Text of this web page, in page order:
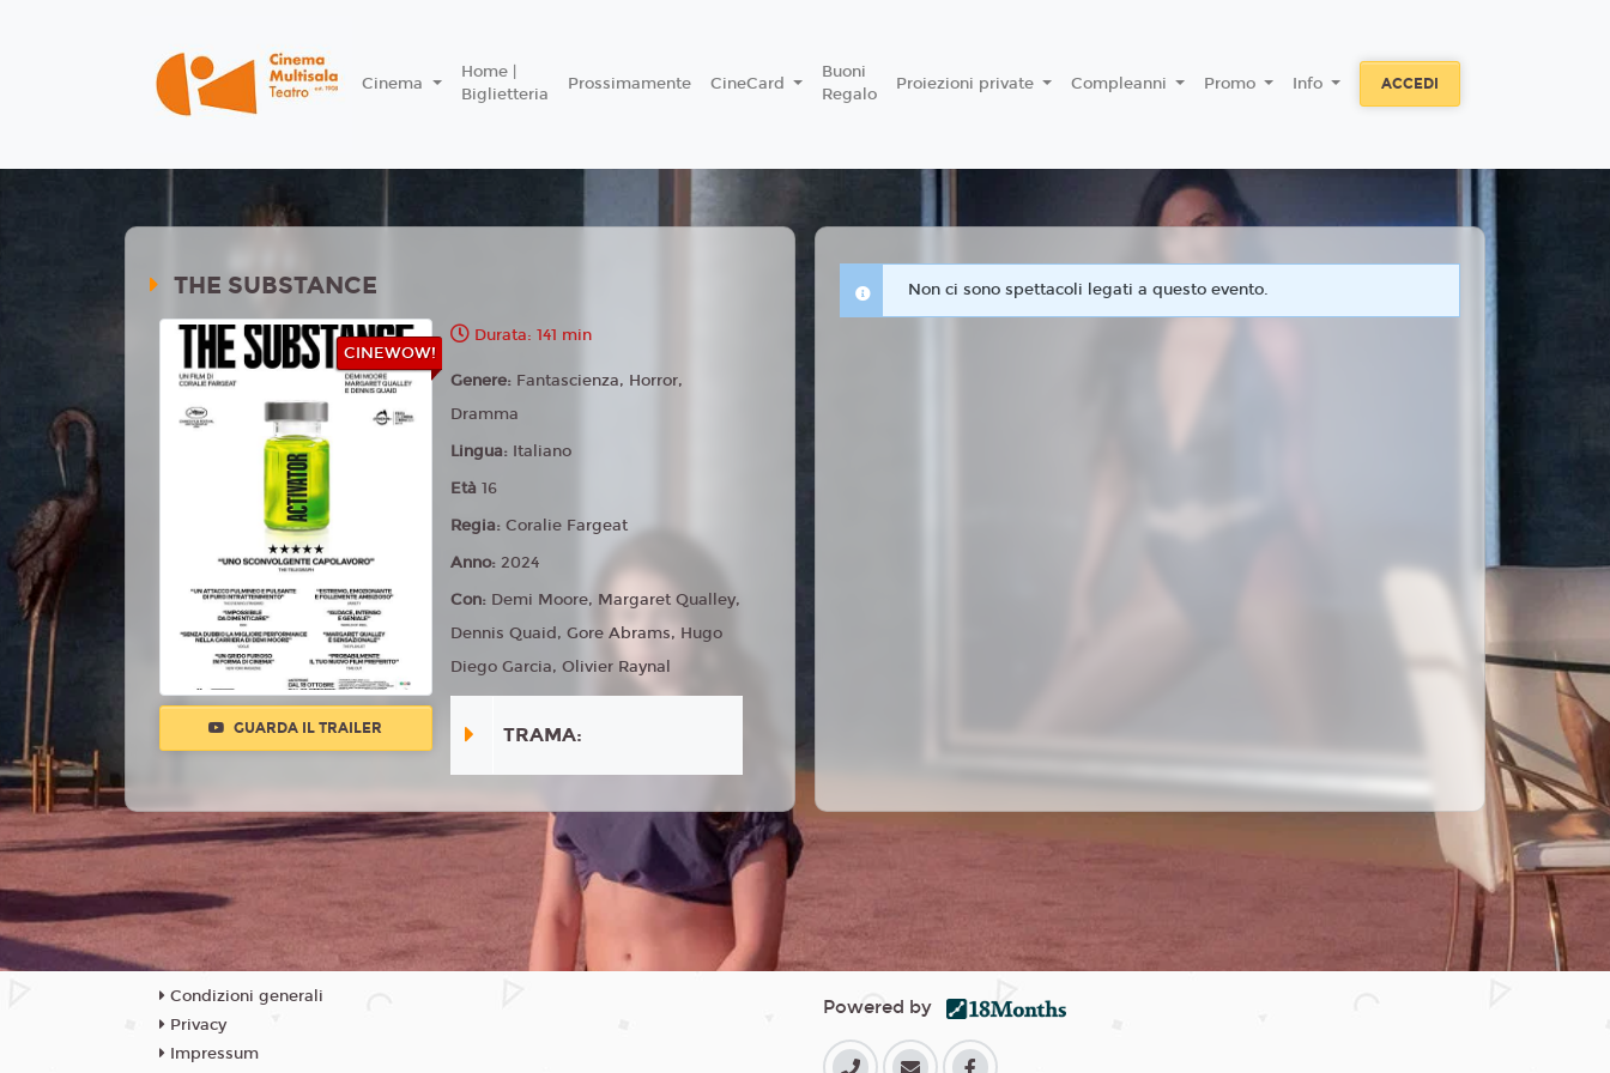
Cinema
Home |
Biglietteria
Prossimamente CineCard
Buoni
Regalo
Proiezioni private Compleanni Promo Info ACCEDI
THE SUBSTANCE
CINEWOW!
GUARDA IL TRAILER
Durata: 141 min
Genere: Fantascienza, Horror,
Dramma
Lingua: Italiano
Età16
Regia:Coralie Fargeat
Anno:2024
Con: Demi Moore, Margaret Qualley,
Dennis Quaid, Gore Abrams, Hugo
Diego Garcia, Olivier Raynal
TRAMA:
Non ci sono spettacoli legati a questo evento.
Condizioni generali
Privacy
Impressum
Powered by